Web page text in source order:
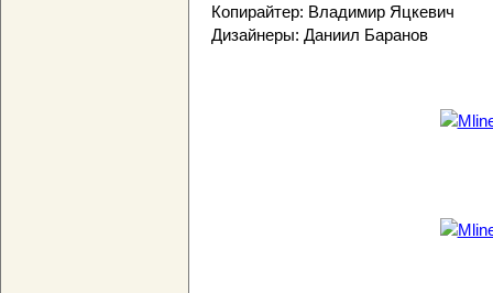
Копирайтер: Владимир Яцкевич
Дизайнеры: Даниил Баранов